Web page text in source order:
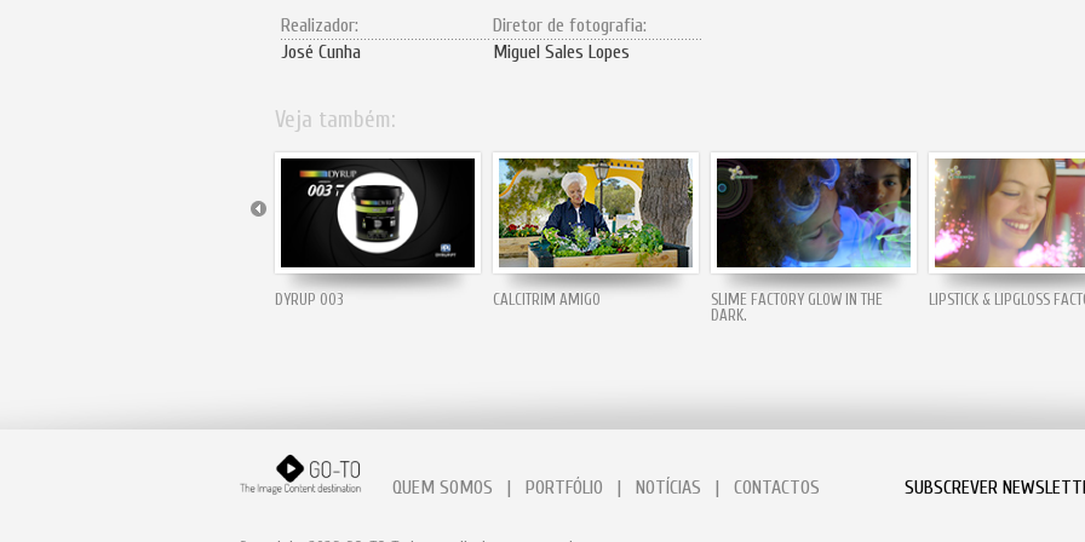
Realizador:
José Cunha
Diretor de fotografia:
Miguel Sales Lopes
Veja também:
DYRUP 003 CALCITRIM AMIGO
SLIME FACTORY GLOW IN THE
DARK.
LIPSTICK & LIPGLOSS
QUEM SOMOS | PORTFÓLIO | NOTÍCIAS | CONTACTOS SUBSCREVER